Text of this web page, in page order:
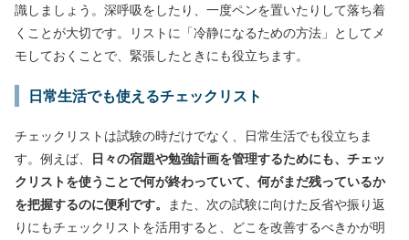
識しましょう。深呼吸をしたり、一度ペンを置いたりして落ち着
くことが大切です。リストに「冷静になるための方法」としてメ
モしておくことで、緊張したときにも役立ちます。
日常生活でも使えるチェックリスト
チェックリストは試験の時だけでなく、日常生活でも役立ちま
す。例えば、
日々の宿題や勉強計画を管理するためにも、チェッ
クリストを使うことで何が終わっていて、何がまだ残っているか
を把握するのに便利です。
また、次の試験に向けた反省や振り返
りにもチェックリストを活用すると、どこを改善するべきかが明